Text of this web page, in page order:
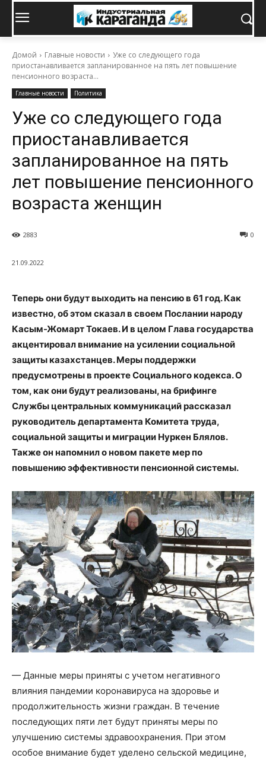
Домой Главные новости
Уже со следующего года
приостанавливается запланированное на пять лет повышение
пенсионного возраста...
Главные новости Политика
Уже со следующего года
приостанавливается
запланированное на пять
лет повышение пенсионного
возраста женщин
0
2883
21.09.2022
Теперь они будут выходить на пенсию в 61 год. Как
известно, об этом сказал в своем Послании народу
Касым-Жомарт Токаев. И в целом Глава государства
акцентировал внимание на усилении социальной
защиты казахстанцев. Меры поддержки
предусмотрены в проекте Социального кодекса. О
том, как они будут реализованы, на брифинге
Службы центральных коммуникаций рассказал
руководитель департамента Комитета труда,
социальной защиты и миграции Нуркен Блялов.
Также он напомнил о новом пакете мер по
повышению эффективности пенсионной системы.
— Данные меры приняты с учетом негативного
влияния пандемии коронавируса на здоровье и
продолжительность жизни граждан. В течение
последующих пяти лет будут приняты меры по
улучшению системы здравоохранения. При этом
особое внимание будет уделено сельской медицине,